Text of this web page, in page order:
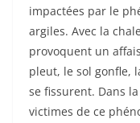
impactées par le
argiles. Avec la
provoquent un
pleut, le sol gonfle,
se fissurent. Dans
victimes de ce